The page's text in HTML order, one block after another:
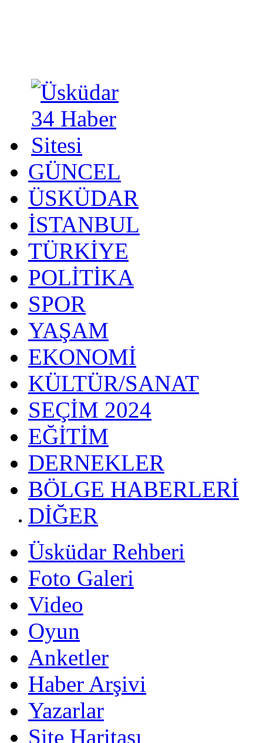
GÜNCEL
ÜSKÜDAR
İSTANBUL
TÜRKİYE
POLİTİKA
SPOR
YAŞAM
EKONOMİ
KÜLTÜR/SANAT
SEÇİM 2024
EĞİTİM
DERNEKLER
BÖLGE HABERLERİ
DİĞER
Üsküdar Rehberi
Foto Galeri
Video
Oyun
Anketler
Haber Arşivi
Yazarlar
Site Haritası